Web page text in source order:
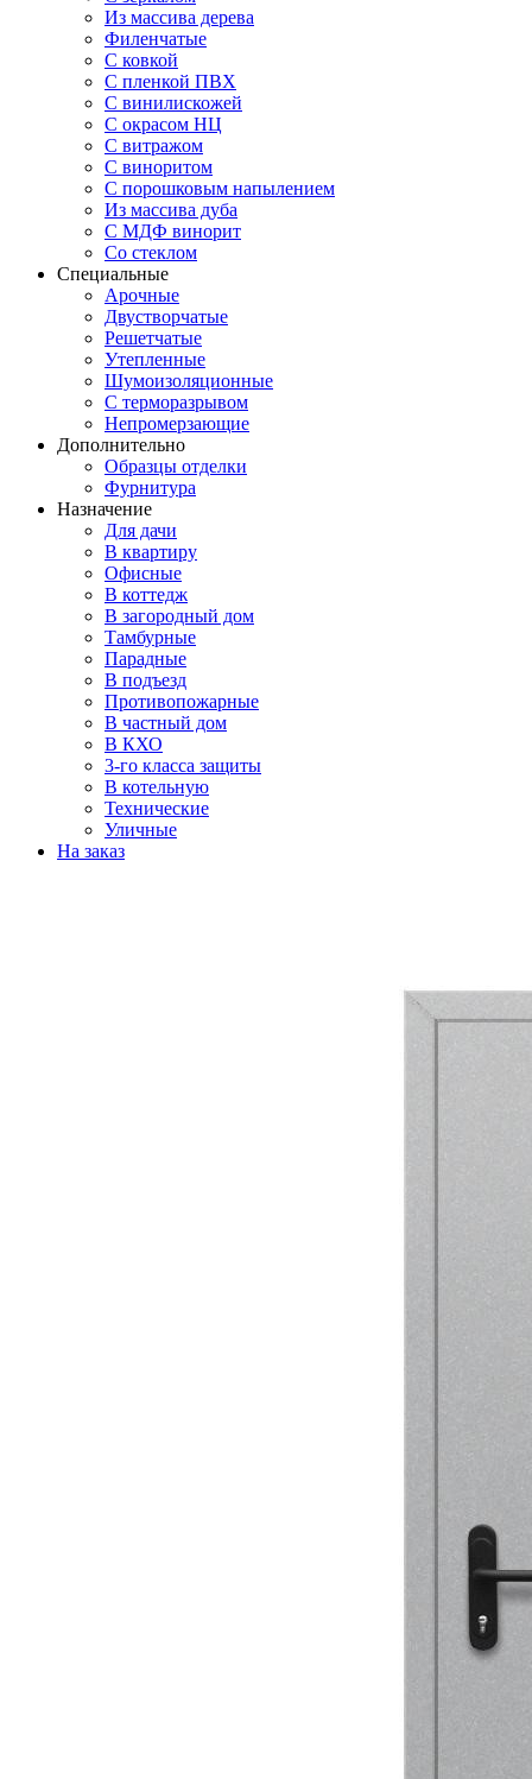
Из массива дерева
Филенчатые
С ковкой
С пленкой ПВХ
С винилискожей
С окрасом НЦ
С витражом
С виноритом
С порошковым напылением
Из массива дуба
С МДФ винорит
Со стеклом
Специальные
Арочные
Двустворчатые
Решетчатые
Утепленные
Шумоизоляционные
С терморазрывом
Непромерзающие
Дополнительно
Образцы отделки
Фурнитура
Назначение
Для дачи
В квартиру
Офисные
В коттедж
В загородный дом
Тамбурные
Парадные
В подъезд
Противопожарные
В частный дом
В КХО
3-го класса защиты
В котельную
Технические
Уличные
На заказ